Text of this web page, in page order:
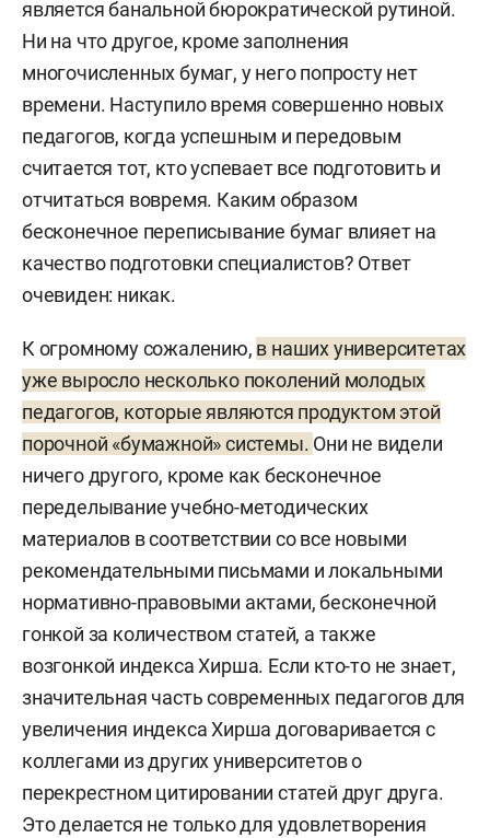
является банальной бюрократической рутиной.
Ни на что другое, кроме заполнения
многочисленных бумаг, у него попросту нет
времени. Наступило время совершенно новых
педагогов, когда успешным и передовым
считается тот, кто успевает все подготовить и
отчитаться вовремя. Каким образом
бесконечное переписывание бумаг влияет на
качество подготовки специалистов? Ответ
очевиден: никак.
К огромному сожалению, в наших университетах
уже выросло несколько поколений молодых
педагогов, которые являются продуктом этой
порочной «бумажной» системы. Они не видели
ничего другого, кроме как бесконечное
переделывание учебно-методических
материалов в соответствии со все новыми
рекомендательными письмами и локальными
нормативно-правовыми актами, бесконечной
гонкой за количеством статей, а также
возгонкой индекса Хирша. Если кто-то не знает,
значительная часть современных педагогов для
увеличения индекса Хирша договаривается с
коллегами из других университетов о
перекрестном цитировании статей друг друга.
Это делается не только для удовлетворения